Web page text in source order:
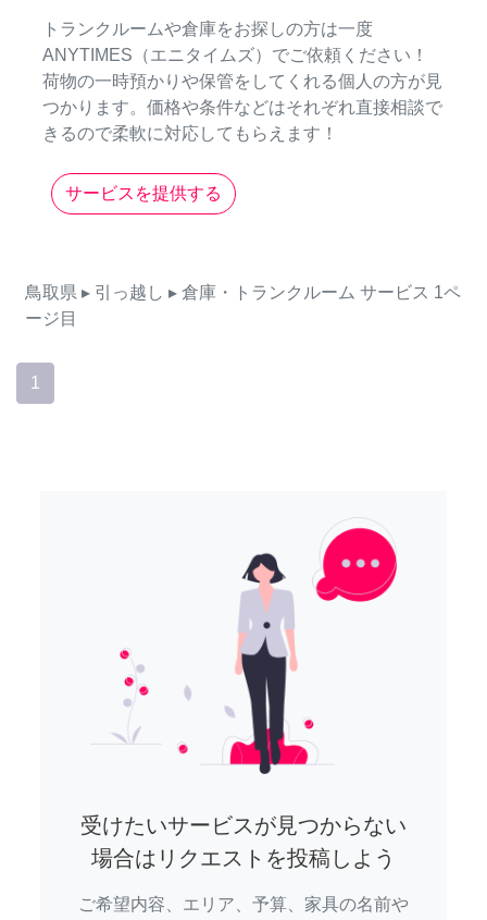
トランクルームや倉庫をお探しの方は一度
ANYTIMES（エニタイムズ）でご依頼ください！
荷物の一時預かりや保管をしてくれる個人の方が見
つかります。価格や条件などはそれぞれ直接相談で
きるので柔軟に対応してもらえます！
サービスを提供する
鳥取県 ▸ 引っ越し ▸ 倉庫・トランクルーム サービス 1ペ
ージ目
1
受けたいサービスが見つからない
場合はリクエストを投稿しよう
ご希望内容、エリア、予算、家具の名前や